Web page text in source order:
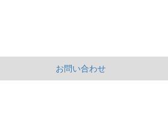
お問い合わせ